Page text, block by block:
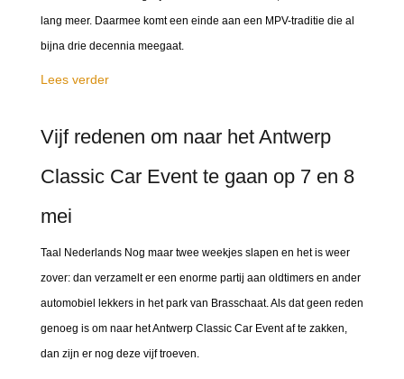
lang meer. Daarmee komt een einde aan een MPV-traditie die al
bijna drie decennia meegaat.
Lees verder
Vijf redenen om naar het Antwerp
Classic Car Event te gaan op 7 en 8
mei
Taal Nederlands Nog maar twee weekjes slapen en het is weer
zover: dan verzamelt er een enorme partij aan oldtimers en ander
automobiel lekkers in het park van Brasschaat. Als dat geen reden
genoeg is om naar het Antwerp Classic Car Event af te zakken,
dan zijn er nog deze vijf troeven.